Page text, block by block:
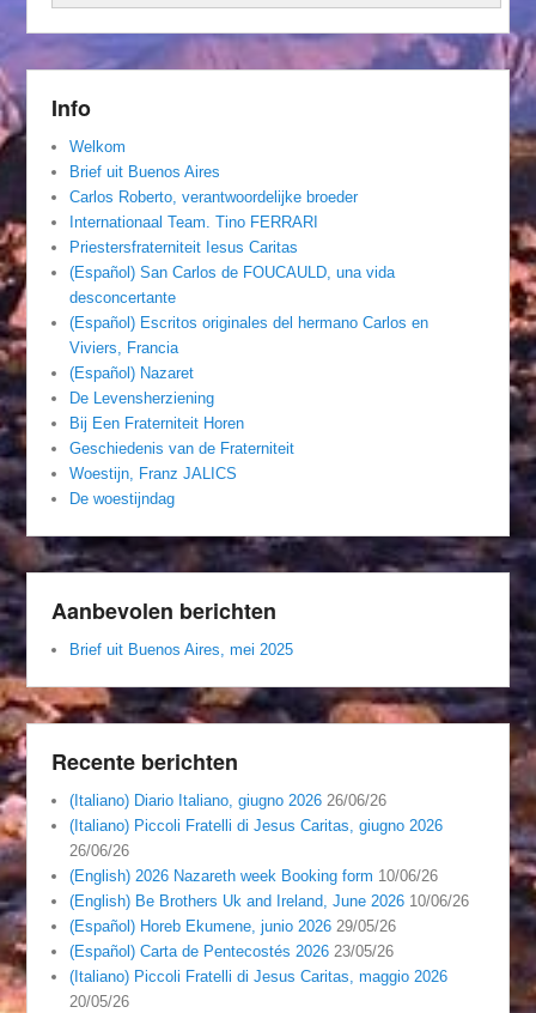
Info
Welkom
Brief uit Buenos Aires
Carlos Roberto, verantwoordelijke broeder
Internationaal Team. Tino FERRARI
Priestersfraterniteit Iesus Caritas
(Español) San Carlos de FOUCAULD, una vida
desconcertante
(Español) Escritos originales del hermano Carlos en
Viviers, Francia
(Español) Nazaret
De Levensherziening
Bij Een Fraterniteit Horen
Geschiedenis van de Fraterniteit
Woestijn, Franz JALICS
De woestijndag
Aanbevolen berichten
Brief uit Buenos Aires, mei 2025
Recente berichten
(Italiano) Diario Italiano, giugno 2026 26/06/26
(Italiano) Piccoli Fratelli di Jesus Caritas, giugno 2026
26/06/26
(English) 2026 Nazareth week Booking form 10/06/26
(English) Be Brothers Uk and Ireland, June 2026 10/06/26
(Español) Horeb Ekumene, junio 2026 29/05/26
(Español) Carta de Pentecostés 2026 23/05/26
(Italiano) Piccoli Fratelli di Jesus Caritas, maggio 2026
20/05/26